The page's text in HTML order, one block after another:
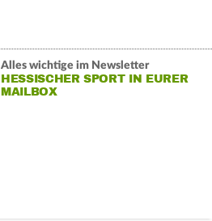
Alles wichtige im Newsletter
HESSISCHER SPORT IN EURER
MAILBOX